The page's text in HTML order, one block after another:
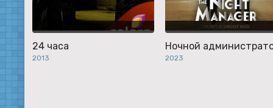
24 часа
2013
Ночной
2023